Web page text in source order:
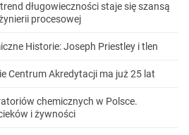
długowieczności staje się szansą
procesowej
Historie: Joseph Priestley i tlen
Centrum Akredytacji ma już 25 lat
chemicznych w Polsce.
i żywności